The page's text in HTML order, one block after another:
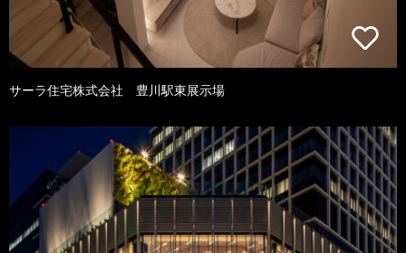
サーラ住宅株式会社 豊川駅東展示場